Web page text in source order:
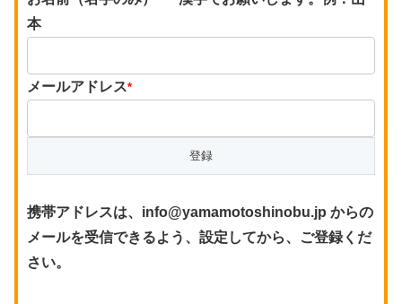
本
メールアドレス*
携帯アドレスは、info@yamamotoshinobu.jp からの
メールを受信できるよう、設定してから、ご登録くだ
さい。